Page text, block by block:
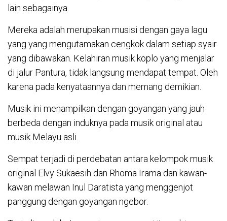
lain sebagainya.
Mereka adalah merupakan musisi dengan gaya lagu
yang yang mengutamakan cengkok dalam setiap syair
yang dibawakan. Kelahiran musik koplo yang menjalar
di jalur Pantura, tidak langsung mendapat tempat. Oleh
karena pada kenyataannya dan memang demikian.
Musik ini menampilkan dengan goyangan yang jauh
berbeda dengan induknya pada musik original atau
musik Melayu asli.
Sempat terjadi di perdebatan antara kelompok musik
original Elvy Sukaesih dan Rhoma Irama dan kawan-
kawan melawan Inul Daratista yang menggenjot
panggung dengan goyangan ngebor.